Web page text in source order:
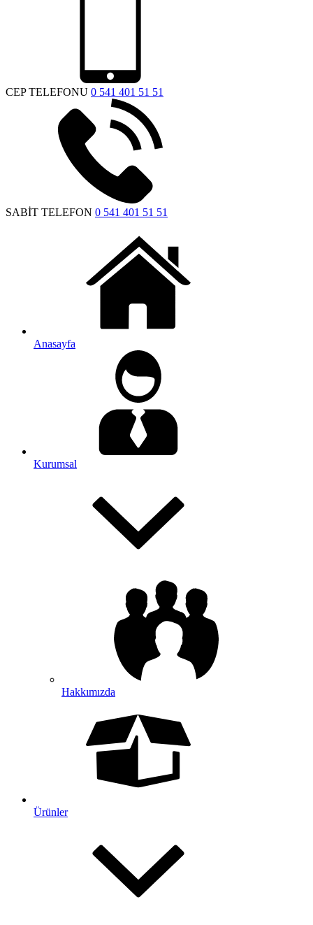
CEP TELEFONU 0 541 401 51 51
SABİT TELEFON 0 541 401 51 51
Anasayfa
Kurumsal
Hakkımızda
Ürünler